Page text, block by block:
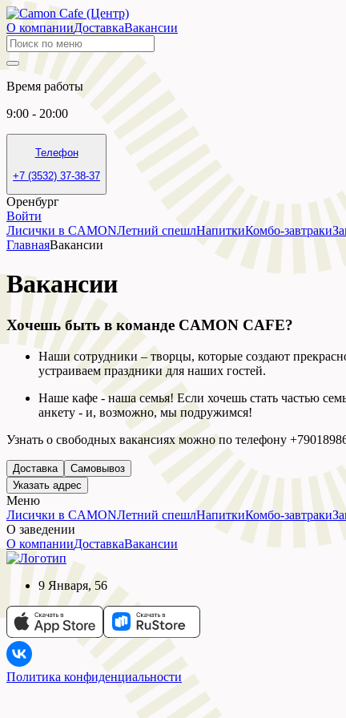
О компанииДоставкаВакансии
Время работы
9:00 - 20:00
Телефон
+7 (3532) 37-38-37
Оренбург
Войти
Лисички в CAMONЛетний спешлНапиткиКомбо-завтраки
ГлавнаяВакансии
Вакансии
Хочешь быть в команде CAMON CAFE?
Наши сотрудники – творцы, которые создают
устраиваем праздники для наших гостей.
Наше кафе - наша семья! Если хочешь стать частью
анкету - и, возможно, мы подружимся!
Узнать о свободных вакансиях можно по телефону
Доставка
Самовывоз
Указать адрес
Меню
Лисички в CAMONЛетний спешлНапиткиКомбо-завтраки
О заведении
О компанииДоставкаВакансии
9 Января, 56
Политика конфиденциальности